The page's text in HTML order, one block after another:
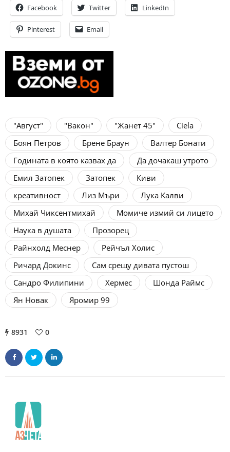
Facebook Twitter LinkedIn
Pinterest Email
"Август" "Вакон" "Жанет 45"
Ciela
Боян Петров
Брене Браун
Валтер Бонати
Годината в която казвах да
Да дочакаш утрото
Емил Затопек
Затопек
Киви
креативност
Лиз Мъри
Лука Калви
Михай Чиксентмихай
Момиче измий си лицето
Наука в душата
Прозорец
Райнхолд Меснер
Рейчъл Холис
Ричард Докинс
Сам срещу дивата пустош
Сандро Филипини
Хермес
Шонда Раймс
Ян Новак
Яромир 99
8931 0